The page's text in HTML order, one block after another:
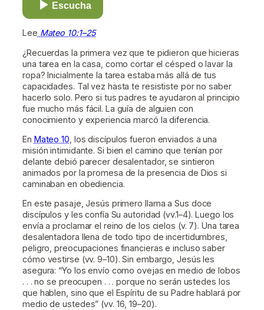
Escucha
Lee Mateo 10:1–25
¿Recuerdas la primera vez que te pidieron que hicieras
una tarea en la casa, como cortar el césped o lavar la
ropa? Inicialmente la tarea estaba más allá de tus
capacidades. Tal vez hasta te resististe por no saber
hacerlo solo. Pero si tus padres te ayudaron al principio
fue mucho más fácil. La guía de alguien con
conocimiento y experiencia marcó la diferencia.
En Mateo 10 , los discípulos fueron enviados a una
misión intimidante. Si bien el camino que tenían por
delante debió parecer desalentador, se sintieron
animados por la promesa de la presencia de Dios si
caminaban en obediencia.
En este pasaje, Jesús primero llama a Sus doce
discípulos y les confía Su autoridad (vv.1–4). Luego los
envía a proclamar el reino de los cielos (v. 7). Una tarea
desalentadora llena de todo tipo de incertidumbres,
peligro, preocupaciones financieras e incluso saber
cómo vestirse (vv. 9–10). Sin embargo, Jesús les
asegura: “Yo los envío como ovejas en medio de lobos
. . . no se preocupen . . . porque no serán ustedes los
que hablen, sino que el Espíritu de su Padre hablará por
medio de ustedes” (vv. 16, 19–20).